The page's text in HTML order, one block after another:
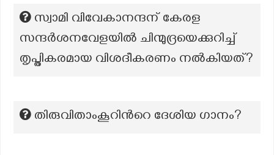
സ്വാമി വിവേകാനന്ദന് കേരള
സന്ദർശനവേളയിൽ ചിന്മുദ്രയെക്കുറിച്ച്
തൃപ്തികരമായ വിശദീകരണം നൽകിയത്?
തിരുവിതാംകൂറിന്‍റെ ദേശിയ ഗാനം?